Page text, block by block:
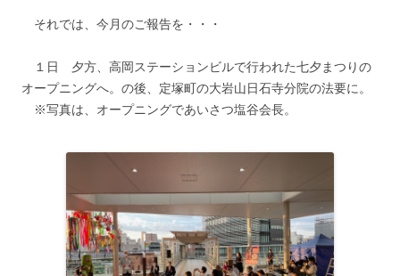
それでは、今月のご報告を・・・
１日 夕方、高岡ステーションビルで行われた七夕まつりの
オープニングへ。の後、定塚町の大岩山日石寺分院の法要に。
※写真は、オープニングであいさつ塩谷会長。